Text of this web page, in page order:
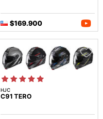
$169.900
HJC
C91 TERO